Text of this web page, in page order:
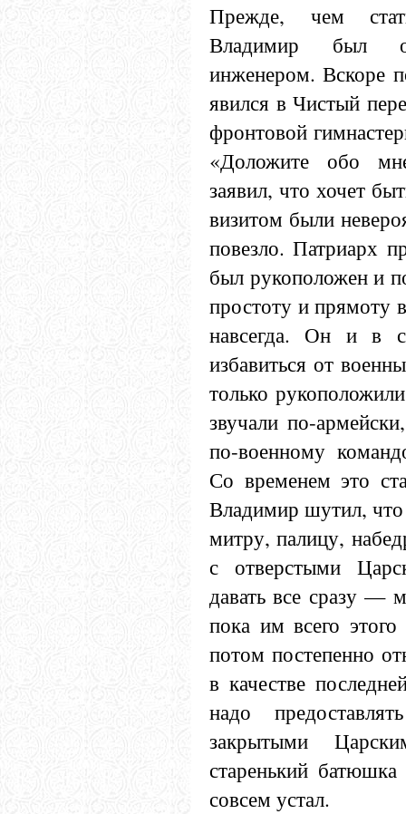
Прежде, чем
Владимир был
инженером. Вскоре
явился в Чистый
фронтовой
«Доложите обо
заявил, что хочет
визитом были
повезло. Патриарх
был рукоположен и
простоту и прямоту
навсегда. Он и в
избавиться от
только
звучали по-
по-военному
Со временем это
Владимир шутил,
митру, палицу,
с отверстыми
давать все сразу —
пока им всего
потом постепенно
в качестве
надо
закрытыми
старенький
совсем устал.